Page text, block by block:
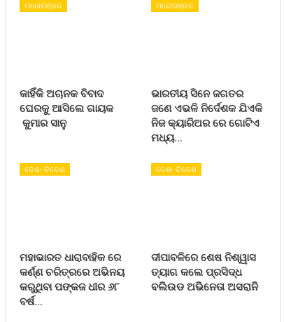
ମନୋରଞ୍ଜନ
କାହିଁକି ଅଚାନକ ବିବାଦ
ଘେରକୁ ଆସିଲେ ଗାୟକ
କୁମାର ସାନୁ
ମନୋରଞ୍ଜନ
ଭାରତୀୟ ସିନେ ଜଗତର
ଜଣେ ଏଭଳି ନିର୍ଦେଶକ ଯିଏକି
ନିଜ କ୍ୟାରିଅର ରେ ଗୋଟିଏ
ମଧ୍ୟ…
ଦେଶ- ବିଦେଶ
ମହାଭାରତ ଧାରାବାହିକ ରେ
କର୍ଣ୍ଣ ଚରିତ୍ରରେ ଅଭିନୟ
କରୁଥିବା ପଙ୍କଜ ଧୀର ୬୮
ବର୍ଷ…
ଦେଶ- ବିଦେଶ
ଦୀପାବଳିରେ ଶେଷ ନିଶ୍ୱାସ
ତ୍ୟାଗ କଲେ ପ୍ରସିଦ୍ଧ
ବଲିଉଡ ଅଭିନେତା ଅସରାନି